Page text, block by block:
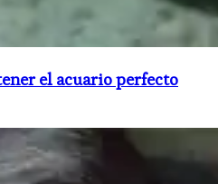
el acuario perfecto